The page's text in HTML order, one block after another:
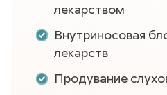
лекарством
Внутриносовая
лекарств
Продувание